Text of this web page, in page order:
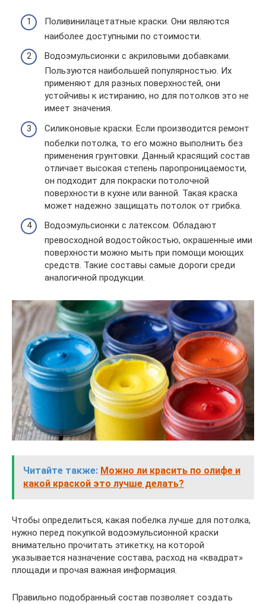
Поливинилацетатные краски. Они являются
наиболее доступными по стоимости.
Водоэмульсионки с акриловыми добавками.
Пользуются наибольшей популярностью. Их
применяют для разных поверхностей, они
устойчивы к истиранию, но для потолков это не
имеет значения.
Силиконовые краски. Если производится ремонт
побелки потолка, то его можно выполнить без
применения грунтовки. Данный красящий состав
отличает высокая степень паропроницаемости,
он подходит для покраски потолочной
поверхности в кухне или ванной. Такая краска
может надежно защищать потолок от грибка.
Водоэмульсионки с латексом. Обладают
превосходной водостойкостью, окрашенные ими
поверхности можно мыть при помощи моющих
средств. Такие составы самые дороги среди
аналогичной продукции.
Читайте также: Можно ли красить по олифе и
какой краской это лучше делать?
Чтобы определиться, какая побелка лучше для потолка,
нужно перед покупкой водоэмульсионной краски
внимательно прочитать этикетку, на которой
указывается назначение состава, расход на «квадрат»
площади и прочая важная информация.
Правильно подобранный состав позволяет создать